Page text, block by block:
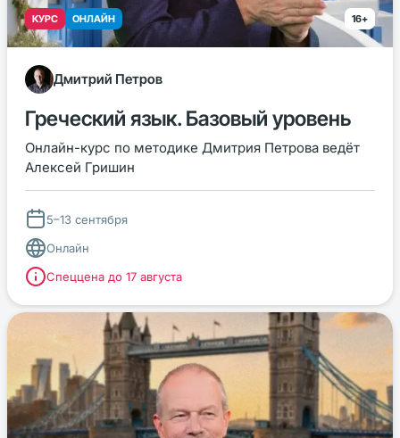
КУРС ОНЛАЙН 16+
Дмитрий Петров
Греческий язык. Базовый уровень
Онлайн-курс по методике Дмитрия Петрова ведёт
Алексей Гришин
5–13 сентября
Онлайн
Спеццена до 17 августа